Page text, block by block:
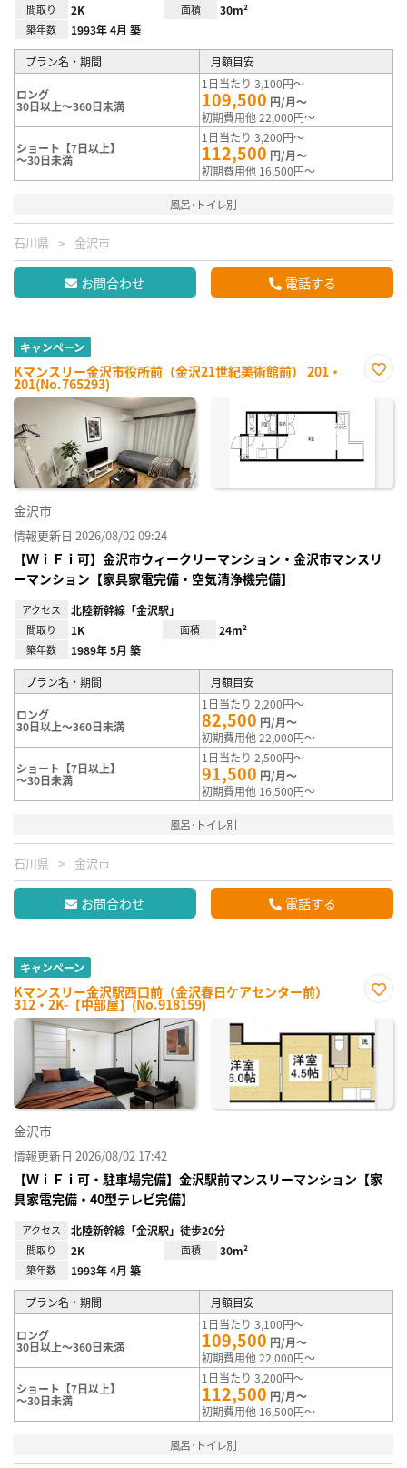
間取り 2K 面積 30m²
築年数 1993年 4月 築
プラン名・期間 月額目安
ロング
30日以上～360日未満
1日当たり 3,100円～
109,500 円/月～
初期費用他 22,000円～
ショート【7日以上】
～30日未満
1日当たり 3,200円～
112,500 円/月～
初期費用他 16,500円～
風呂･トイレ別
石川県 金沢市
お問合わせ 電話する
キャンペーン
Kマンスリー金沢市役所前（金沢21世紀美術館前） 201・
201(No.765293)
に入
金沢市
情報更新日 2026/08/02 09:24
【ＷｉＦｉ可】金沢市ウィークリーマンション・金沢市マンスリ
ーマンション【家具家電完備・空気清浄機完備】
アクセス 北陸新幹線「金沢駅」
間取り 1K 面積 24m²
築年数 1989年 5月 築
プラン名・期間 月額目安
ロング
30日以上～360日未満
1日当たり 2,200円～
82,500 円/月～
初期費用他 22,000円～
ショート【7日以上】
～30日未満
1日当たり 2,500円～
91,500 円/月～
初期費用他 16,500円～
風呂･トイレ別
石川県 金沢市
お問合わせ 電話する
キャンペーン
Kマンスリー金沢駅西口前（金沢春日ケアセンター前）
312・2K-【中部屋】(No.918159)
に入
り登
録
金沢市
情報更新日 2026/08/02 17:42
【ＷｉＦｉ可・駐車場完備】金沢駅前マンスリーマンション【家
具家電完備・40型テレビ完備】
アクセス 北陸新幹線「金沢駅」徒歩20分
間取り 2K 面積 30m²
築年数 1993年 4月 築
プラン名・期間 月額目安
ロング
30日以上～360日未満
1日当たり 3,100円～
109,500 円/月～
初期費用他 22,000円～
ショート【7日以上】
～30日未満
1日当たり 3,200円～
112,500 円/月～
初期費用他 16,500円～
風呂･トイレ別